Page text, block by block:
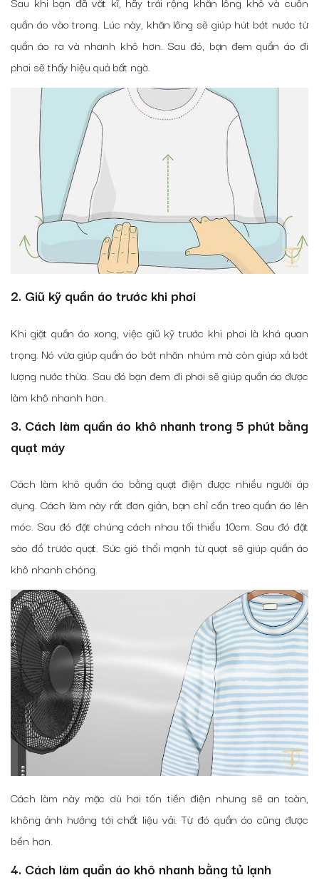
quần áo vào trong. Lúc này, khăn lông sẽ giúp hút bớt nước từ
quần áo ra và nhanh khô hơn. Sau đó, bạn đem quần áo đi
phơi sẽ thấy hiệu quả bất ngờ.
2. Giũ kỹ quần áo trước khi phơi
Khi giặt quần áo xong, việc giũ kỹ trước khi phơi là khá quan
trọng. Nó vừa giúp quần áo bớt nhăn nhúm mà còn giúp xả bớt
lượng nước thừa. Sau đó bạn đem đi phơi sẽ giúp quần áo được
làm khô nhanh hơn.
3. Cách làm quần áo khô nhanh trong 5 phút bằng
quạt máy
Cách làm khô quần áo bằng quạt điện được nhiều người áp
dụng. Cách làm này rất đơn giản, bạn chỉ cần treo quần áo lên
móc. Sau đó đặt chúng cách nhau tối thiểu 10cm. Sau đó đặt
sào đồ trước quạt. Sức gió thổi mạnh từ quạt sẽ giúp quần áo
khô nhanh chóng.
Cách làm này mặc dù hơi tốn tiền điện nhưng sẽ an toàn,
không ảnh hưởng tới chất liệu vải. Từ đó quần áo cũng được
bền hơn.
4. Cách làm quần áo khô nhanh bằng tủ lạnh